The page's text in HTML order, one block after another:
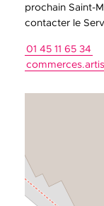
prochain Saint-
contacter le
01 45 11 65 34